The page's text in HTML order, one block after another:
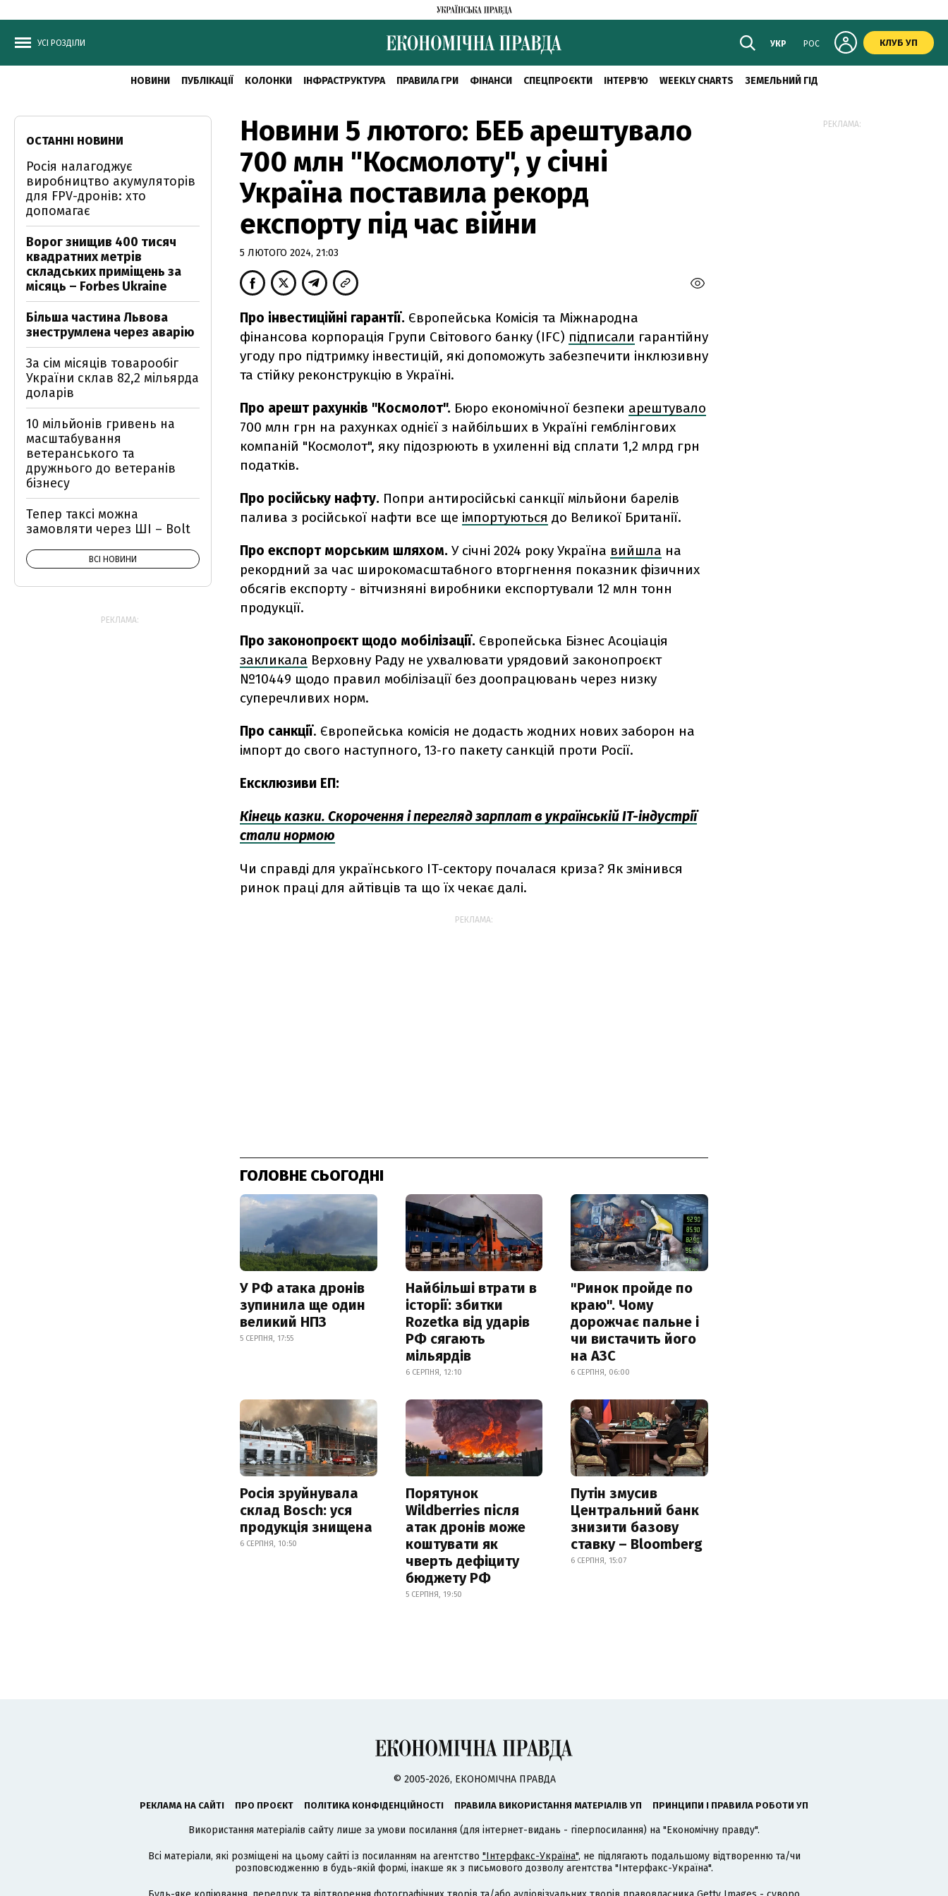
УСІ РОЗДІЛИ УКР РОС КЛУБ УП
НОВИНИ ПУБЛІКАЦІЇ КОЛОНКИ ІНФРАСТРУКТУРА ПРАВИЛА ГРИ ФІНАНСИ СПЕЦПРОЄКТИ ІНТЕРВ'Ю WEEKLY CHARTS ЗЕМЕЛЬНИЙ ГІД
Новини 5 лютого: БЕБ арештувало
700 млн "Космолоту", у січні
Україна поставила рекорд
експорту під час війни
5 ЛЮТОГО 2024, 21:03
Про інвестиційні гарантії. Європейська Комісія та Міжнародна
фінансова корпорація Групи Світового банку (IFC) підписали гарантійну
угоду про підтримку інвестицій, які допоможуть забезпечити інклюзивну
та стійку реконструкцію в Україні.
Про арешт рахунків "Космолот". Бюро економічної безпеки арештувало
700 млн грн на рахунках однієї з найбільших в Україні гемблінгових
компаній "Космолот", яку підозрюють в ухиленні від сплати 1,2 млрд грн
податків.
Про російську нафту. Попри антиросійські санкції мільйони барелів
палива з російської нафти все ще імпортуються до Великої Британії.
Про експорт морським шляхом. У січні 2024 року Україна вийшла на
рекордний за час широкомасштабного вторгнення показник фізичних
обсягів експорту - вітчизняні виробники експортували 12 млн тонн
продукції.
Про законопроєкт щодо мобілізації. Європейська Бізнес Асоціація
закликала Верховну Раду не ухвалювати урядовий законопроєкт
№10449 щодо правил мобілізації без доопрацювань через низку
суперечливих норм.
Про санкції. Європейська комісія не додасть жодних нових заборон на
імпорт до свого наступного, 13-го пакету санкцій проти Росії.
Ексклюзиви ЕП:
Кінець казки. Скорочення і перегляд зарплат в українській IT-індустрії
стали нормою
Чи справді для українського IT-сектору почалася криза? Як змінився
ринок праці для айтівців та що їх чекає далі.
РЕКЛАМА:
ГОЛОВНЕ СЬОГОДНІ
У РФ атака дронів
зупинила ще один
великий НПЗ
5 СЕРПНЯ, 17:55
Найбільші втрати в
історії: збитки
Rozetka від ударів
РФ сягають
мільярдів
6 СЕРПНЯ, 12:10
"Ринок пройде по
краю". Чому
дорожчає пальне і
чи вистачить його
на АЗС
6 СЕРПНЯ, 06:00
Росія зруйнувала
склад Bosch: уся
продукція знищена
6 СЕРПНЯ, 10:50
Порятунок
Wildberries після
атак дронів може
коштувати як
чверть дефіциту
бюджету РФ
5 СЕРПНЯ, 19:50
Путін змусив
Центральний банк
знизити базову
ставку – Bloomberg
6 СЕРПНЯ, 15:07
ОСТАННІ НОВИНИ
Росія налагоджує
виробництво акумуляторів
для FPV-дронів: хто
допомагає
Ворог знищив 400 тисяч
квадратних метрів
складських приміщень за
місяць – Forbes Ukraine
Більша частина Львова
знеструмлена через аварію
За сім місяців товарообіг
України склав 82,2 мільярда
доларів
10 мільйонів гривень на
масштабування
ветеранського та
дружнього до ветеранів
бізнесу
Тепер таксі можна
замовляти через ШІ – Bolt
ВСІ НОВИНИ
РЕКЛАМА:
РЕКЛАМА:
© 2005-2026, ЕКОНОМІЧНА ПРАВДА
РЕКЛАМА НА САЙТІ ПРО ПРОЄКТ ПОЛІТИКА КОНФІДЕНЦІЙНОСТІ ПРАВИЛА ВИКОРИСТАННЯ МАТЕРІАЛІВ УП ПРИНЦИПИ І ПРАВИЛА РОБОТИ УП
Використання матеріалів сайту лише за умови посилання (для інтернет-видань - гіперпосилання) на "Економічну правду".
Всі матеріали, які розміщені на цьому сайті із посиланням на агентство "Інтерфакс-Україна", не підлягають подальшому відтворенню та/чи
розповсюдженню в будь-якій формі, інакше як з письмового дозволу агентства "Інтерфакс-Україна".